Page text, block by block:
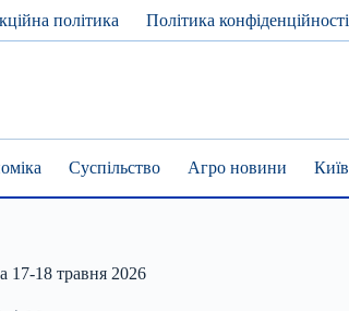
політика Політика конфіденційності
Суспільство Агро новини Київ
17-18 травня 2026